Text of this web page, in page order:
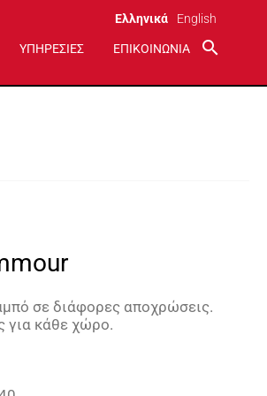
Ελληνικά English
ΥΠΗΡΕΣΙΕΣ ΕΠΙΚΟΙΝΩΝΙΑ search
σε διάφορες αποχρώσεις.
για κάθε χώρο.